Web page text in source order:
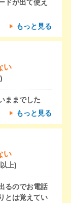
ドが出て使え
もっと見る
い
ままでした
もっと見る
い
上)
るのでお電話
とは覚えてい